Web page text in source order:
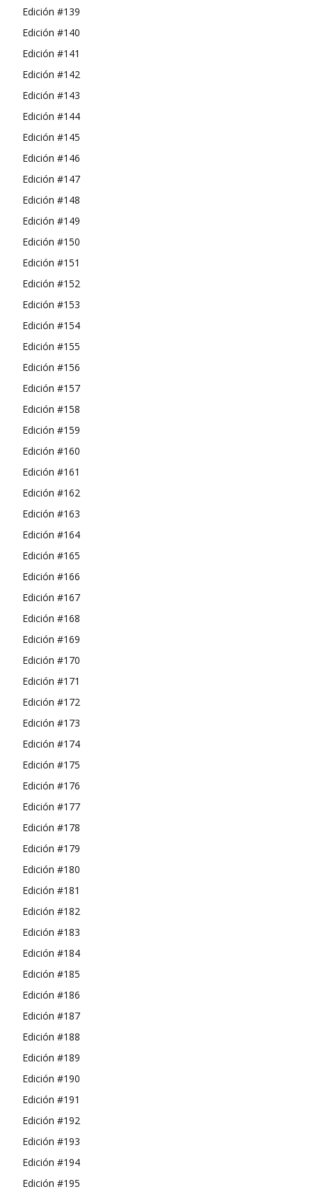
Edición #139
Edición #140
Edición #141
Edición #142
Edición #143
Edición #144
Edición #145
Edición #146
Edición #147
Edición #148
Edición #149
Edición #150
Edición #151
Edición #152
Edición #153
Edición #154
Edición #155
Edición #156
Edición #157
Edición #158
Edición #159
Edición #160
Edición #161
Edición #162
Edición #163
Edición #164
Edición #165
Edición #166
Edición #167
Edición #168
Edición #169
Edición #170
Edición #171
Edición #172
Edición #173
Edición #174
Edición #175
Edición #176
Edición #177
Edición #178
Edición #179
Edición #180
Edición #181
Edición #182
Edición #183
Edición #184
Edición #185
Edición #186
Edición #187
Edición #188
Edición #189
Edición #190
Edición #191
Edición #192
Edición #193
Edición #194
Edición #195